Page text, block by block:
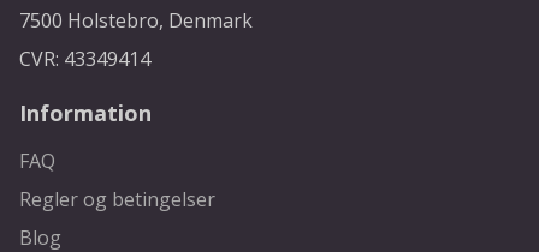
7500 Holstebro, Denmark
CVR: 43349414
Information
FAQ
Regler og betingelser
Blog